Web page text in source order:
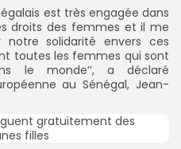
est très engagée dans
droits des femmes et il me
notre solidarité envers ces
toutes les femmes qui sont
le monde’’, a déclaré
au Sénégal, Jean-